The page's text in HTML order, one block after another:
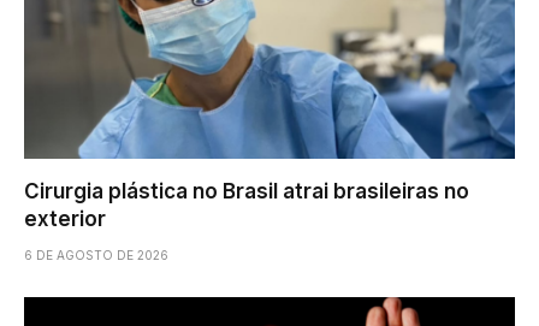
Cirurgia plástica no Brasil atrai brasileiras no
exterior
6 DE AGOSTO DE 2026